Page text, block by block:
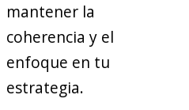
mantener la
coherencia y el
enfoque en tu
estrategia.